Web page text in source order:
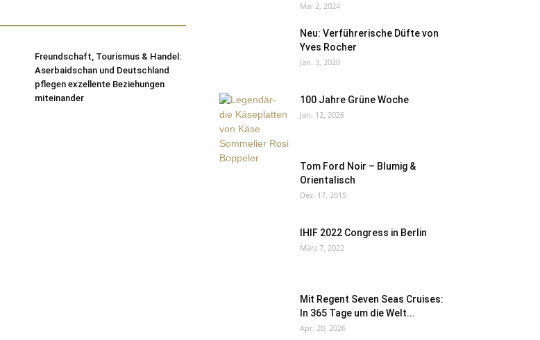
Freundschaft, Tourismus & Handel:
Aserbaidschan und Deutschland
pflegen exzellente Beziehungen
miteinander
Mai 2, 2024
Neu: Verführerische Düfte von
Yves Rocher
Jan. 3, 2020
100 Jahre Grüne Woche
Jan. 12, 2026
Tom Ford Noir – Blumig &
Orientalisch
Dez. 17, 2015
IHIF 2022 Congress in Berlin
März 7, 2022
Mit Regent Seven Seas Cruises:
In 365 Tage um die Welt...
Apr. 20, 2026